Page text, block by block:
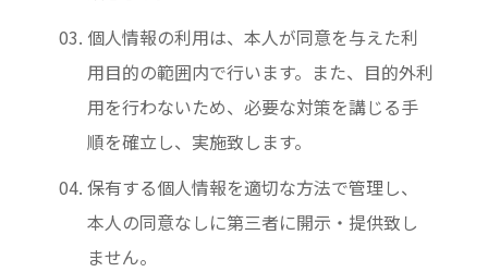
個人情報の利用は、本人が同意を与えた利
用目的の範囲内で行います。また、目的外利
用を行わないため、必要な対策を講じる手
順を確立し、実施致します。
保有する個人情報を適切な方法で管理し、
本人の同意なしに第三者に開示・提供致し
ません。